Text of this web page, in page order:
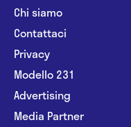
Chi siamo
Contattaci
Privacy
Modello 231
Advertising
Media Partner